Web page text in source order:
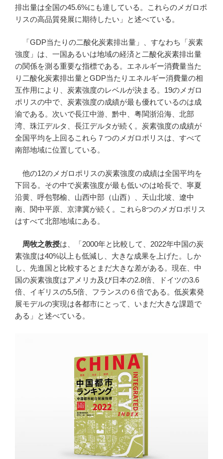
排出量は全国の45.6%にも達している。これらのメガロポ
リスの高品質発展に期待したい」と述べている。
「GDP当たりの二酸化炭素排出量」、すなわち「炭素
強度」は、一国あるいは地域の経済と二酸化炭素排出量
の関係を測る重要な指標である。エネルギー消費量当た
り二酸化炭素排出量とGDP当たりエネルギー消費量の相
互作用により、炭素強度のレベルが決まる。19のメガロ
ポリスの中で、炭素強度の成績が最も優れているのは成
渝である。次いで長江中游、黔中、粤閩浙沿海、北部
湾、珠江デルタ、長江デルタが続く。炭素強度の成績が
全国平均を上回るこれら７つのメガロポリスは、すべて
南部地域に位置している。
他の12のメガロポリスの炭素強度の成績は全国平均を
下回る。その中で炭素強度が最も低いのは哈長で、寧夏
沿黄、呼包鄂榆、山西中部（山西）、天山北坡、遼中
南、関中平原、京津冀が続く。これら8つのメガロポリス
はすべて北部地域にある。
周牧之教授は、「2000年と比較して、2022年中国の炭
素強度は40%以上も低減し、大きな成果を上げた。しか
し、先進国と比較するとまだ大きな差がある。現在、中
国の炭素強度はアメリカ及び日本の2.8倍、ドイツの3.6
倍、イギリスの5,5倍、フランスの６倍である。低炭素発
展モデルの実現は各都市にとって、いまだ大きな課題で
ある」と述べている。